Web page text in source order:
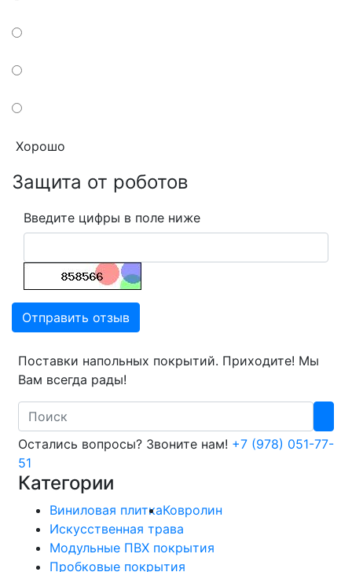
Хорошо
Защита от роботов
Введите цифры в поле ниже
Отправить отзыв
Поставки напольных покрытий. Приходите! Мы
Вам всегда рады!
Search
Остались вопросы? Звоните нам! +7 (978) 051-77-
51
Категории
Виниловая плиткаКовролин
Искусственная трава
Модульные ПВХ покрытия
Пробковые покрытия